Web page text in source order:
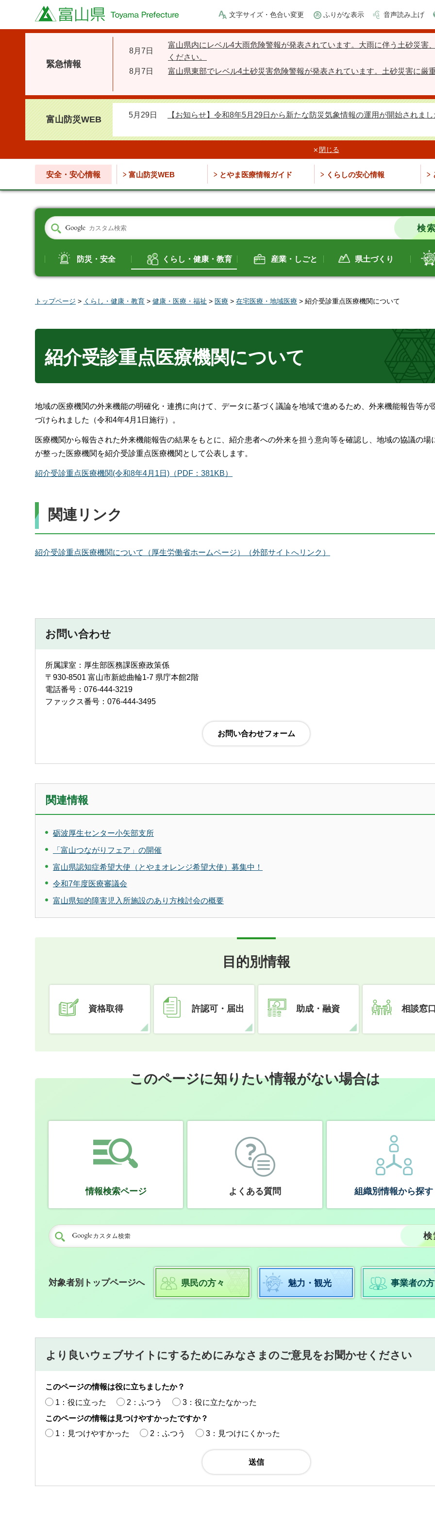
富山県 文字サイズ・色合い変更 ふりがな表示 音声読み上げ
緊急情報
8月7日
富山県内にレベル4大雨危険警報が発表されています。大雨に伴う土砂災害
ください。
8月7日
富山県東部でレベル4土砂災害危険警報が発表されています。土砂災害に厳
富山防災WEB 5月29日 【お知らせ】令和8年5月29日から新たな防災気象情報の運用が開始されま
閉じる
安全・安心情報 富山防災WEB とやま医療情報ガイド くらしの安心情報
防災・安全 くらし・健康・教育 産業・しごと 県土づくり
トップページ > くらし・健康・教育 > 健康・医療・福祉 > 医療 > 在宅医療・地域医療 > 紹介受診重点医療機関について
紹介受診重点医療機関について
地域の医療機関の外来機能の明確化・連携に向けて、データに基づく議論を地域で進めるため、外来機能報告等が
づけられました（令和4年4月1日施行）。
医療機関から報告された外来機能報告の結果をもとに、紹介患者への外来を担う意向等を確認し、地域の協議の場
が整った医療機関を紹介受診重点医療機関として公表します。
紹介受診重点医療機関(令和8年4月1日)（PDF：381KB）
関連リンク
紹介受診重点医療機関について（厚生労働省ホームページ）（外部サイトへリンク）
お問い合わせ
所属課室：厚生部医務課医療政策係
〒930-8501 富山市新総曲輪1-7 県庁本館2階
電話番号：076-444-3219
ファックス番号：076-444-3495
関連情報
砺波厚生センター小矢部支所
「富山つながりフェア」の開催
富山県認知症希望大使（とやまオレンジ希望大使）募集中！
令和7年度医療審議会
富山県知的障害児入所施設のあり方検討会の概要
目的別情報
資格取得 許認可・届出 助成・融資 相談窓
このページに知りたい情報がない場合は
情報検索ページ よくある質問 組織別情報から探す
対象者別トップページへ 県民の方々 魅力・観光 事業者の
より良いウェブサイトにするためにみなさまのご意見をお聞かせください
このページの情報は役に立ちましたか？
1：役に立った
2：ふつう
3：役に立たなかった
このページの情報は見つけやすかったですか？
1：見つけやすかった
2：ふつう 3：見つけにくかった